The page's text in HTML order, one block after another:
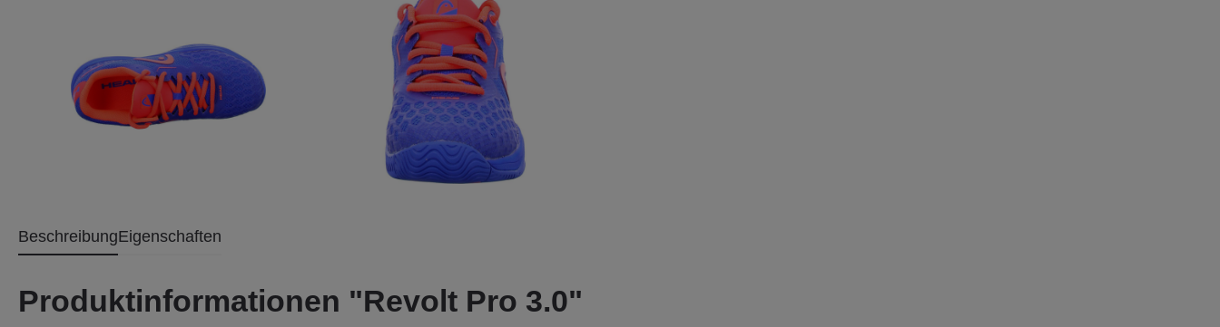
BeschreibungEigenschaften
Produktinformationen "Revolt Pro 3.0"